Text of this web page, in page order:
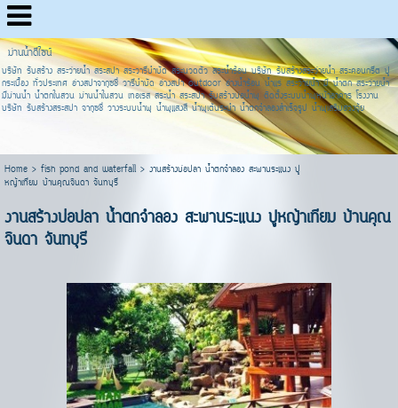
ม่านน้ำดีไซน์
บริษัท รับสร้าง สระว่ายน้ำ สระสปา สระวารีบำบัด สระนวดตัว สระน้ำร้อน บริษัท รับสร้างสระว่ายน้ำ สระคอนกรีต ปู
กระเบื้อง ทั่วประเทศ อ่างสปาจากุซชี่ วารีบำบัด อ่างสปา outdoor อ่างน้ำร้อน น้ำแร่ สระว่ายน้ำ มี น้ำตก สระว่ายน้ำ
มีม่านน้ำ น้ำตกในสวน ม่านน้ำในสวน เทอเรส สระน้ำ สระสปา รับสร้างบ่อน้ำพุ ติดตั้งระบบน้ำพุหน้าอาคาร โรงงาน
บริษัท รับสร้างสระสปา จากุซชี่ วางระบบน้ำพุ น้ำพุแสงสี น้ำพุเต้นระบำ น้ำตกจำลองสำเร็จรูป น้ำพุเสริมฮวงจุ้ย
Home> fish pond and waterfall> งานสร้างบ่อปลา น้ำตกจำลอง สะพานระแนง ปู
หญ้าเทียม บ้านคุณจินดา จันทบุรี
งานสร้างบ่อปลา น้ำตกจำลอง สะพานระแนง ปูหญ้าเทียม บ้านคุณ
จินดา จันทบุรี